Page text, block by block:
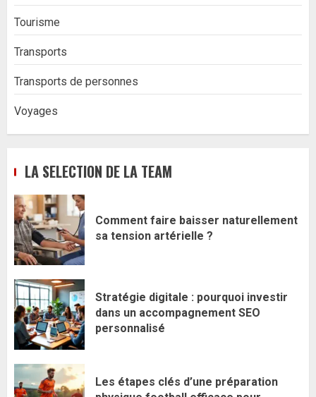
Tourisme
Transports
Transports de personnes
Voyages
LA SELECTION DE LA TEAM
Comment faire baisser naturellement
sa tension artérielle ?
Stratégie digitale : pourquoi investir
dans un accompagnement SEO
personnalisé
Les étapes clés d’une préparation